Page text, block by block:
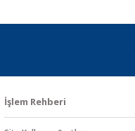
İşlem Rehberi